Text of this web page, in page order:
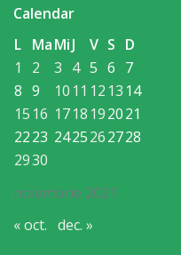
de
tineret
Activitatea
primăriei
Instituții
subordonate
Calendar
noiembrie 2021
L MaMiJ V S D
1
2 3 4 5 6 7
8 9 10 11 12 13 14
15 16 1718 192021
2223 2425262728
2930
« oct. dec. »